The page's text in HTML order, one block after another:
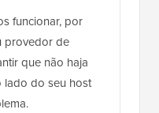
funcionar, por
provedor de
que não haja
lado do seu host